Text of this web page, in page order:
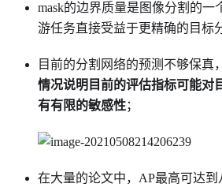
mask的边界质量是图像分割的一
游任务直接受益于更精确的目标
目前的分割网络的预测不够保真
情况说明目前的评估指标可能对
有有限的敏感性；
在大量的论文中，AP最高可达